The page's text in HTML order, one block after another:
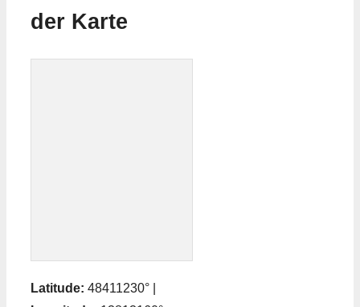
der Karte
Latitude: 48411230° |